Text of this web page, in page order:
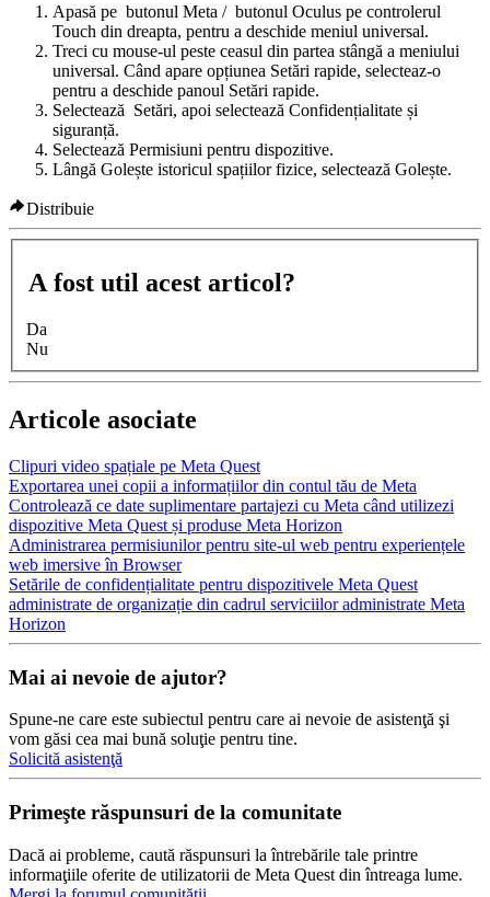
Apasă pe butonul Meta / butonul Oculus pe controlerul
Touch din dreapta, pentru a deschide meniul universal.
Treci cu mouse-ul peste ceasul din partea stângă a meniului
universal. Când apare opțiunea Setări rapide, selecteaz-o
pentru a deschide panoul Setări rapide.
Selectează Setări, apoi selectează Confidențialitate și
siguranță.
Selectează Permisiuni pentru dispozitive.
Lângă Golește istoricul spațiilor fizice, selectează Golește.
Distribuie
A fost util acest articol?
Da
Nu
Articole asociate
Clipuri video spațiale pe Meta Quest
Exportarea unei copii a informațiilor din contul tău de Meta
Controlează ce date suplimentare partajezi cu Meta când utilizezi
dispozitive Meta Quest și produse Meta Horizon
Administrarea permisiunilor pentru site-ul web pentru experiențele
web imersive în Browser
Setările de confidențialitate pentru dispozitivele Meta Quest
administrate de organizație din cadrul serviciilor administrate Meta
Horizon
Mai ai nevoie de ajutor?
Spune-ne care este subiectul pentru care ai nevoie de asistenţă şi
vom găsi cea mai bună soluţie pentru tine.
Solicită asistenţă
Primeşte răspunsuri de la comunitate
Dacă ai probleme, caută răspunsuri la întrebările tale printre
informaţiile oferite de utilizatorii de Meta Quest din întreaga lume.